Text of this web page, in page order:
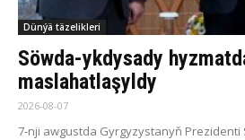
Dünýä täzelikleri
Söwda-ykdysady
maslahatlaşyldy
2026-08-07
7-nji awgustda Gyrgyzystanyň Prezidenti